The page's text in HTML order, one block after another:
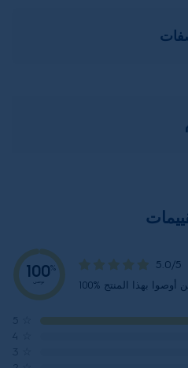
100%
نوصي
5.0/5
أوصوا بهذا المنتج